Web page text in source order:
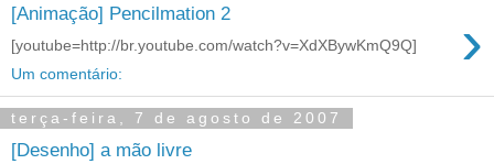
[Animação] Pencilmation 2 ›
[youtube=http://br.youtube.com/watch?v=XdXBywKmQ9Q]
Um comentário:
terça-feira, 7 de agosto de 2007
[Desenho] a mão livre